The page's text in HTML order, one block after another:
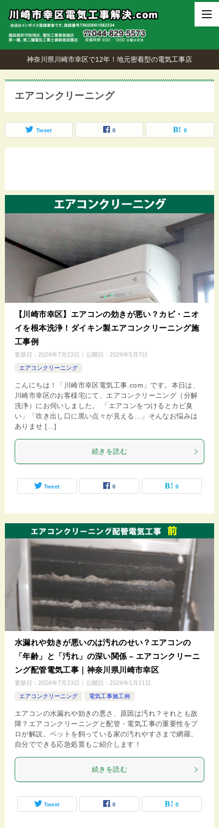
神奈川県川崎市幸区で12年！地元密着型の電気工事店
エアコンクリーニング
Tweet 0 0
【川崎市幸区】エアコンの効きが悪い？カビ・ニオ
イを根本洗浄！ダイキン製エアコンクリーニング施
工事例
更新日： 2026年7月23日 公開日： 2026年5月7日
エアコンクリーニング
こんにちは！「川崎市幸区電気工事.com」です。本日は、
川崎市幸区のお客様宅にて、エアコンクリーニング（分解
洗浄）にお伺いしました。 「エアコンをつけるとカビ臭
い」「吹き出し口に黒い点々が見える…」そんなお悩みは
ありませ […]
続きを読む
Tweet 0 0
水漏れや効きが悪いのは汚れのせい？エアコンの
「年齢」と「汚れ」の深い関係 – エアコンクリーニ
ング配管電気工事｜神奈川県川崎市幸区
更新日： 2026年7月23日 公開日： 2026年1月21日
エアコンクリーニング
電気工事施工例
エアコンの水漏れや効きの悪さ、原因は汚れ？それとも故
障？エアコンクリーニングと配管・電気工事の重要性をプ
ロが解説。ペットを飼っている家の汚れやすさまで網羅。
自分でできる応急処置もご紹介します！
続きを読む
Tweet 0 0